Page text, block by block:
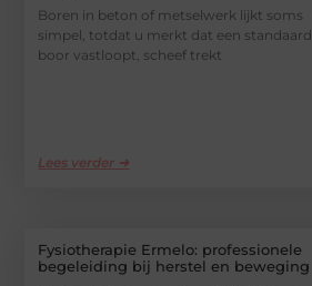
Boren in beton of metselwerk lijkt soms
simpel, totdat u merkt dat een standaard
boor vastloopt, scheef trekt
Lees verder ➜
Fysiotherapie Ermelo: professionele
begeleiding bij herstel en beweging